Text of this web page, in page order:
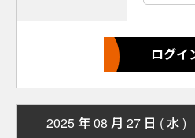
2025 年 08 月 27 日 ( 水